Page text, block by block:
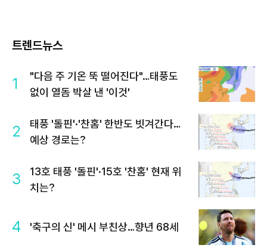
트렌드뉴스
1
"다음 주 기온 뚝 떨어진다"…태풍도
없이 열돔 박살 낸 '이것'
2
태풍 '돌핀'·'찬홈' 한반도 빗겨간다…
예상 경로는?
3
13호 태풍 '돌핀'·15호 '찬홈' 현재 위
치는?
4 '축구의 신' 메시 부친상…향년 68세